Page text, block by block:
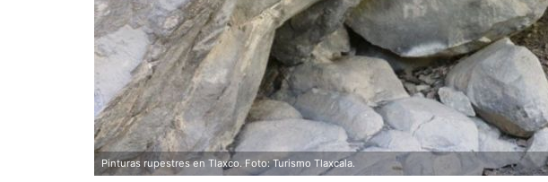
Pinturas rupestres en Tlaxco. Foto: Turismo Tlaxcala.